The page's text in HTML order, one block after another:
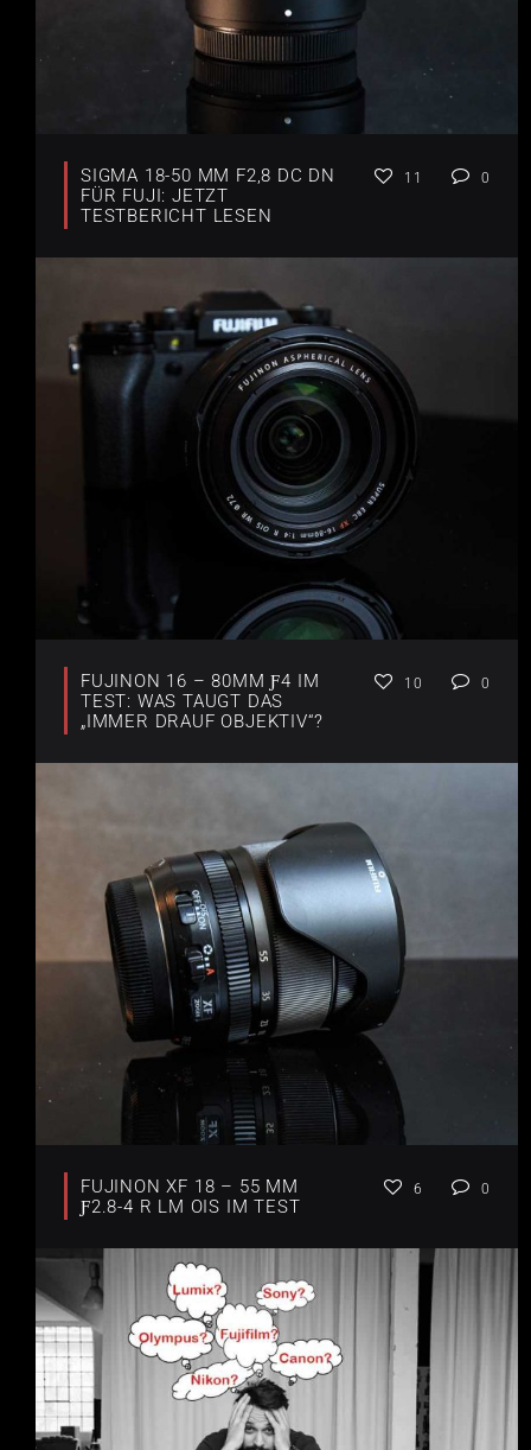
SIGMA 18-50 MM F2,8 DC DN
FÜR FUJI: JETZT
TESTBERICHT LESEN
11 0
FUJINON 16 – 80MM Ƒ4 IM
TEST: WAS TAUGT DAS
„IMMER DRAUF OBJEKTIV“?
10 0
FUJINON XF 18 – 55 MM
Ƒ2.8-4 R LM OIS IM TEST
6 0